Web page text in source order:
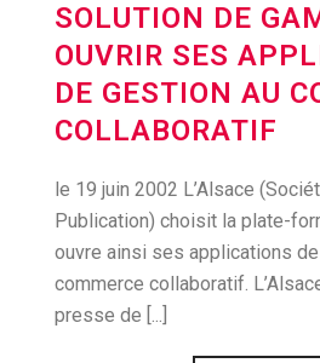
SOLUTION DE
OUVRIR SES
DE GESTION AU
COLLABORATIF
le 19 juin 2002 L’Alsace
Publication) choisit la plate-
ouvre ainsi ses applications
commerce collaboratif.
presse de [...]